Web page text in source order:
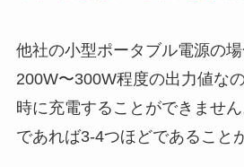
他社の小型ポータブル電源の
200W〜300W程度の出力値な
時に充電することができませ
であれば3-4つほどであること